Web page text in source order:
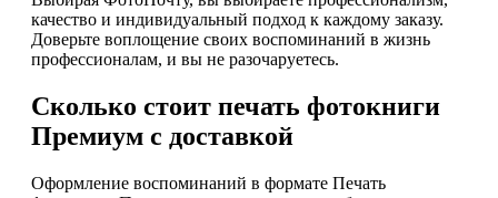
качество и индивидуальный подход к каждому заказу.
Доверьте воплощение своих воспоминаний в жизнь
профессионалам, и вы не разочаруетесь.
Сколько стоит печать фотокниги
Премиум с доставкой
Оформление воспоминаний в формате Печать